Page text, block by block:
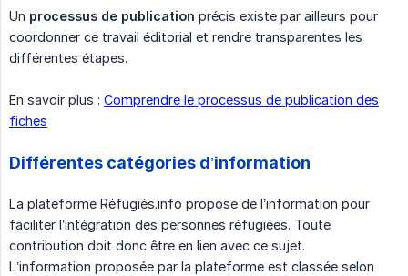
Un processus de publication précis existe par ailleurs pour
coordonner ce travail éditorial et rendre transparentes les
différentes étapes.
En savoir plus : Comprendre le processus de publication des
fiches
Différentes catégories d’information
La plateforme Réfugiés.info propose de l’information pour
faciliter l’intégration des personnes réfugiées. Toute
contribution doit donc être en lien avec ce sujet.
L’information proposée par la plateforme est classée selon